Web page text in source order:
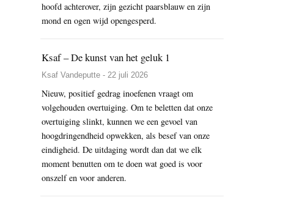
hoofd achterover, zijn gezicht paarsblauw en zijn
mond en ogen wijd opengesperd.
Ksaf – De kunst van het geluk 1
Ksaf Vandeputte - 22 juli 2026
Nieuw, positief gedrag inoefenen vraagt om
volgehouden overtuiging. Om te beletten dat onze
overtuiging slinkt, kunnen we een gevoel van
hoogdringendheid opwekken, als besef van onze
eindigheid. De uitdaging wordt dan dat we elk
moment benutten om te doen wat goed is voor
onszelf en voor anderen.